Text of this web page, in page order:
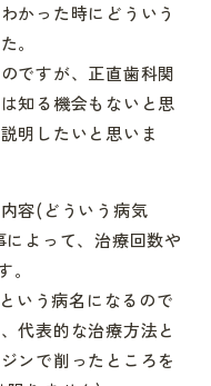
かった時にどういう
。
ですが、正直歯科関
知る機会もないと思
明したいと思いま
容(どういう病気
よって、治療回数や
。
いう病名になるので
代表的な治療方法と
ンで削ったところを